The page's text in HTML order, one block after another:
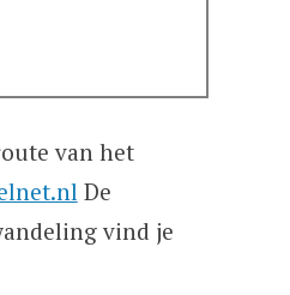
van het
De
vind je